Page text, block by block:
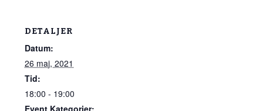
DETALJER
Datum:
26 maj, 2021
Tid:
18:00 - 19:00
Event Kategorier: